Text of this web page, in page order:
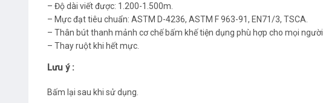
– Độ dài viết được: 1.200-1.500m.
– Mực đạt tiêu chuẩn: ASTM D-4236, ASTM F 963-91, EN71/3, TSCA.
– Thân bút thanh mảnh cơ chế bấm khế tiện dụng phù hợp cho mọi người.
– Thay ruột khi hết mực.
Lưu ý :
Bấm lại sau khi sử dụng.